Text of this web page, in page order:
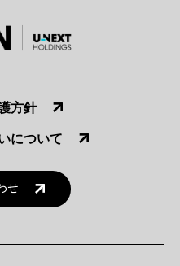
方針
について
せ